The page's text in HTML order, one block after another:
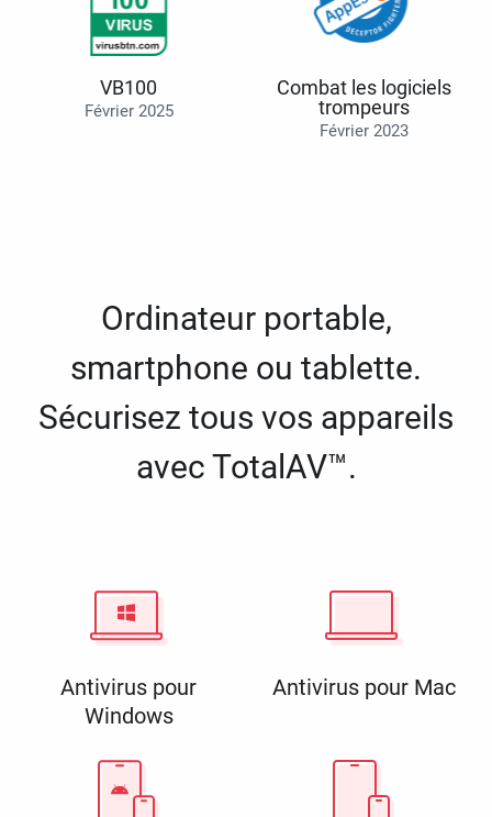
VB100
Février 2025
Combat les logiciels
trompeurs
Février 2023
Ordinateur portable,
smartphone ou tablette.
Sécurisez tous vos appareils
avec TotalAV™.
Antivirus pour
Windows
Antivirus pour Mac